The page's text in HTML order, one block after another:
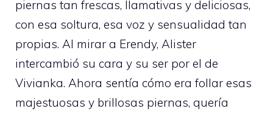
piernas tan frescas, llamativas y deliciosas,
con esa soltura, esa voz y sensualidad tan
propias. Al mirar a Erendy, Alister
intercambió su cara y su ser por el de
Vivianka. Ahora sentía cómo era follar esas
majestuosas y brillosas piernas, quería